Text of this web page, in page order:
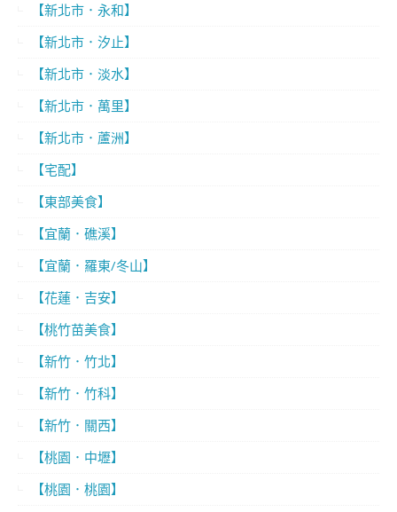
【新北市．永和】
【新北市．汐止】
【新北市．淡水】
【新北市．萬里】
【新北市．蘆洲】
【宅配】
【東部美食】
【宜蘭．礁溪】
【宜蘭．羅東/冬山】
【花蓮．吉安】
【桃竹苗美食】
【新竹．竹北】
【新竹．竹科】
【新竹．關西】
【桃園．中壢】
【桃園．桃園】